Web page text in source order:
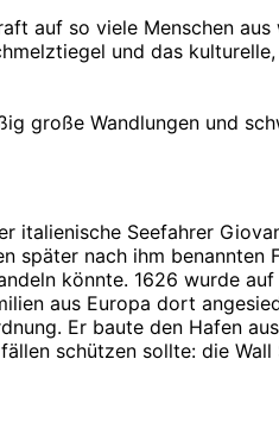
auf so viele Menschen
und das
große Wandlungen und
italienische Seefahrer
später nach ihm
könnte. 1626 wurde
aus Europa dort
Er baute den Hafen
schützen sollte: die